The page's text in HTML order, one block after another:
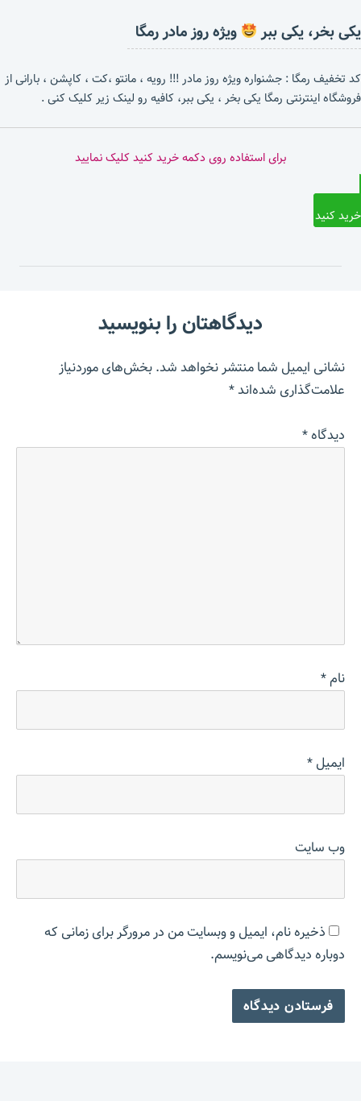
یکی بخر، یکی ببر ویژه روز مادر رمگا
کد تخفیف رمگا : جشنواره ویژه روز مادر !!! رویه ، مانتو ،کت ، کاپشن ، بارانی از
فروشگاه اینترنتی رمگا یکی بخر ، یکی ببر، کافیه رو لینک زیر کلیک کنی .
برای استفاده روی دکمه خرید کنید کلیک نمایید
خرید کنید
دیدگاهتان را بنویسید
نشانی ایمیل شما منتشر نخواهد شد.بخش‌های موردنیاز
علامت‌گذاری شده‌اند*
دیدگاه*
نام*
ایمیل*
وب‌ سایت
ذخیره نام، ایمیل و وبسایت من در مرورگر برای زمانی که
دوباره دیدگاهی می‌نویسم.